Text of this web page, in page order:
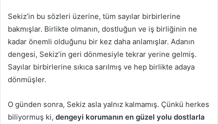
Sekiz’in bu sözleri üzerine, tüm sayılar birbirlerine
bakmışlar. Birlikte olmanın, dostluğun ve iş birliğinin ne
kadar önemli olduğunu bir kez daha anlamışlar. Adanın
dengesi, Sekiz’in geri dönmesiyle tekrar yerine gelmiş.
Sayılar birbirlerine sıkıca sarılmış ve hep birlikte adaya
dönmüşler.
O günden sonra, Sekiz asla yalnız kalmamış. Çünkü herkes
biliyormuş ki, dengeyi korumanın en güzel yolu dostlarla